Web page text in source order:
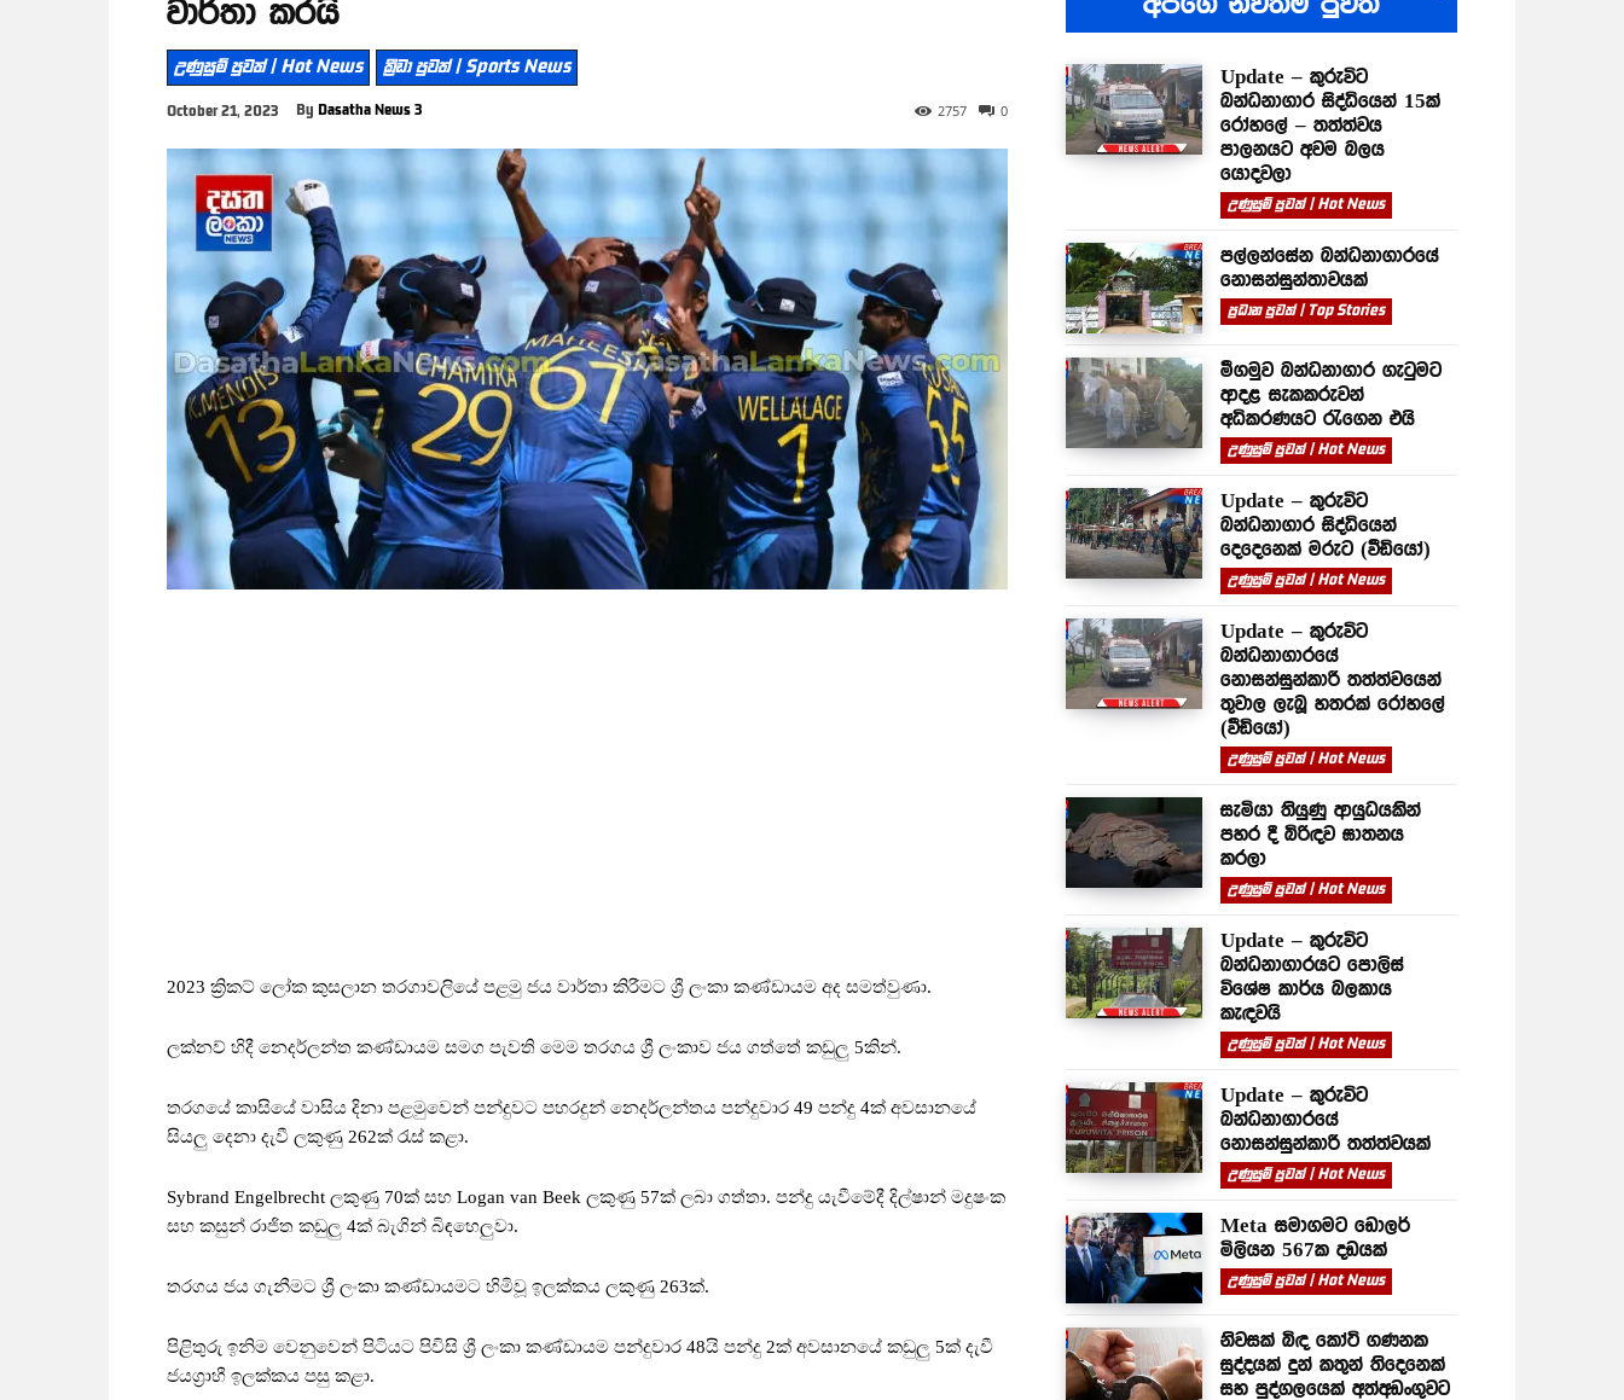
වාර්තා කරයි
උණුසුම් පුවත් | Hot News ක්‍රීඩා පුවත් | Sports News
October 21, 2023 By Dasatha News 3 0
2757
2023 ක්‍රිකට් ලෝක කුසලාන තරගාවලියේ පළමු ජය වාර්තා කිරීමට ශ්‍රී ලංකා කණ්ඩායම අද සමත්වුණා.
ලක්නව් හිදී නෙදර්ලන්ත කණ්ඩායම සමග පැවති මෙම තරගය ශ්‍රී ලංකාව ජය ගත්තේ කඩුලු 5කින්.
තරගයේ කාසියේ වාසිය දිනා පළමුවෙන් පන්දුවට පහරදුන් නෙදර්ලන්තය පන්දුවාර 49 පන්දු 4ක් අවසානයේ
සියලු දෙනා දැවී ලකුණු 262ක් රැස් කළා.
Sybrand Engelbrecht ලකුණු 70ක් සහ Logan van Beek ලකුණු 57ක් ලබා ගත්තා. පන්දු යැවීමේදී දිල්ෂාන් මදුෂංක
සහ කසුන් රාජිත කඩුලු 4ක් බැගින් බිඳහෙලුවා.
තරගය ජය ගැනීමට ශ්‍රී ලංකා කණ්ඩායමට හිමිවූ ඉලක්කය ලකුණු 263ක්.
පිළිතුරු ඉනිම වෙනුවෙන් පිටියට පිවිසි ශ්‍රී ලංකා කණ්ඩායම පන්දුවාර 48යි පන්දු 2ක් අවසානයේ කඩුලු 5ක් දැවී
ජයග්‍රාහී ඉලක්කය පසු කළා.
Update – කුරුවිට
බන්ධනාගාර සිද්ධියෙන් 15ක්
රෝහලේ – තත්ත්වය
පාලනයට අවම බලය
යොදවලා
උණුසුම් පුවත් | Hot News
පල්ලන්සේන බන්ධනාගාරයේ
නොසන්සුන්තාවයක්
ප්‍රධාන පුවත් | Top Stories
මීගමුව බන්ධනාගාර ගැටුමට
ආදළ සැකකරුවන්
අධිකරණයට රැගෙන එයි
උණුසුම් පුවත් | Hot News
Update – කුරුවිට
බන්ධනාගාර සිද්ධියෙන්
දෙදෙනෙක් මරුට (වීඩියෝ)
උණුසුම් පුවත් | Hot News
Update – කුරුවිට
බන්ධනාගාරයේ
නොසන්සුන්කාරී තත්ත්වයෙන්
තුවාල ලැබූ හතරක් රෝහලේ
(වීඩියෝ)
උණුසුම් පුවත් | Hot News
සැමියා තියුණු ආයුධයකින්
පහර දී බිරිඳව ඝාතනය
කරලා
උණුසුම් පුවත් | Hot News
Update – කුරුවිට
බන්ධනාගාරයට පොලිස්
විශේෂ කාර්ය බලකාය
කැඳවයි
උණුසුම් පුවත් | Hot News
Update – කුරුවිට
බන්ධනාගාරයේ
නොසන්සුන්කාරී තත්ත්වයක්
උණුසුම් පුවත් | Hot News
Meta සමාගමට ඩොලර්
මිලියන 567ක දඩයක්
උණුසුම් පුවත් | Hot News
නිවසක් බිඳ කෝටි ගණනක
සුද්දයක් දුන් කතුන් තිදෙනෙක්
සහ පුද්ගලයෙක් අත්අඩංගුවට